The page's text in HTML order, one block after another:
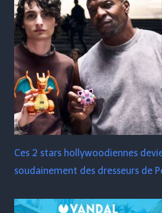
Ces 2 stars hollywoodiennes
soudainement des dresseurs de